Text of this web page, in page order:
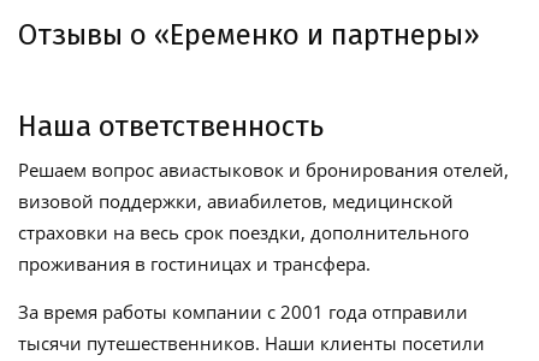
Отзывы о «Еременко и партнеры»
Наша ответственность
Решаем вопрос авиастыковок и бронирования отелей,
визовой поддержки, авиабилетов, медицинской
страховки на весь срок поездки, дополнительного
проживания в гостиницах и трансфера.
За время работы компании с 2001 года отправили
тысячи путешественников. Наши клиенты посетили